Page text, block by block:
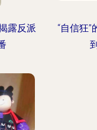
露反派
“自信狂